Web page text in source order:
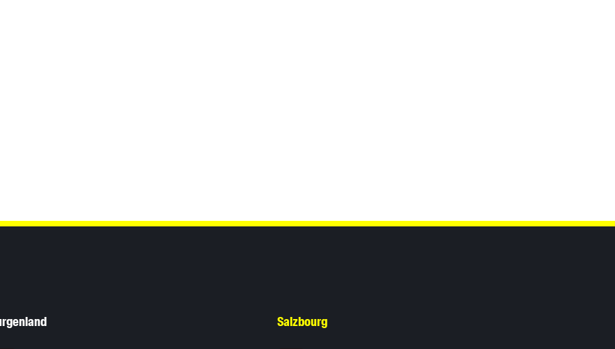
Salzbourg